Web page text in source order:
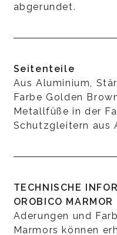
abgerundet.
Seitenteile
Aus Aluminium,
Farbe Golden
Metallfüße in der
Schutzgleitern aus
TECHNISCHE
OROBICO MARMOR
Aderungen und
Marmors können